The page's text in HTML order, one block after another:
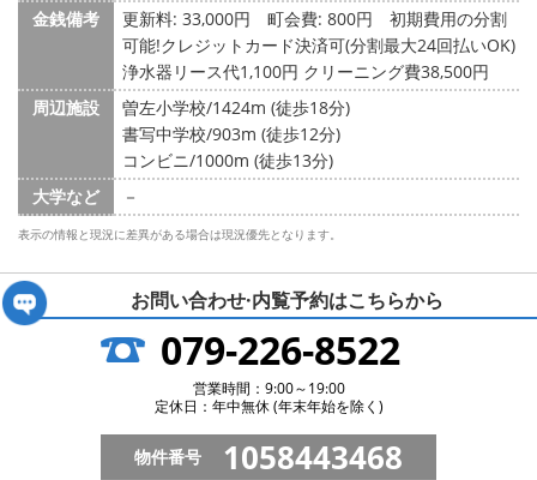
金銭備考
更新料: 33,000円 町会費: 800円
初期費用の分割
可能!クレジットカード決済可(分割最大24回払いOK)
浄水器リース代1,100円 クリーニング費38,500円
周辺施設
曽左小学校/1424m (徒歩18分)
書写中学校/903m (徒歩12分)
コンビニ/1000m (徒歩13分)
大学など
－
表示の情報と現況に差異がある場合は現況優先となります。
お問い合わせ·内覧予約はこちらから
079-226-8522
営業時間：9:00～19:00
定休日：年中無休 (年末年始を除く)
物件番号 1058443468